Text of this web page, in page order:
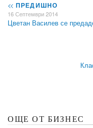
<< ПРЕДИШНО
16 Септември 2014
Цветан Василев се
ОЩЕ ОТ БИЗНЕС